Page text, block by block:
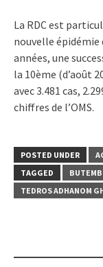
La RDC est
nouvelle épidémie
années, une
la 10ème (d’août
avec 3.481 cas,
chiffres de l’OMS.
POSTED UNDER
TAGGED
TEDROS ADHANOM